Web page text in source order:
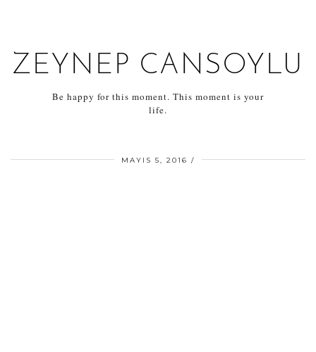
ZEYNEP CANSOYLU
Be happy for this moment. This moment is your
life.
MAYIS 5, 2016